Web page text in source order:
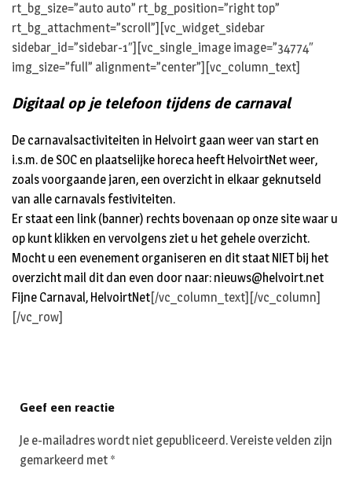
rt_bg_size=”auto auto” rt_bg_position=”right top”
rt_bg_attachment=”scroll”][vc_widget_sidebar
sidebar_id=”sidebar-1″][vc_single_image image=”34774″
img_size=”full” alignment=”center”][vc_column_text]
Digitaal op je telefoon tijdens de carnaval
De carnavalsactiviteiten in Helvoirt gaan weer van start en
i.s.m. de SOC en plaatselijke horeca heeft HelvoirtNet weer,
zoals voorgaande jaren, een overzicht in elkaar geknutseld
van alle carnavals festiviteiten.
Er staat een link (banner) rechts bovenaan op onze site waar u
op kunt klikken en vervolgens ziet u het gehele overzicht.
Mocht u een evenement organiseren en dit staat NIET bij het
overzicht mail dit dan even door naar: nieuws@helvoirt.net
Fijne Carnaval, HelvoirtNet[/vc_column_text][/vc_column]
[/vc_row]
Geef een reactie
Je e-mailadres wordt niet gepubliceerd.Vereiste velden zijn
gemarkeerd met *